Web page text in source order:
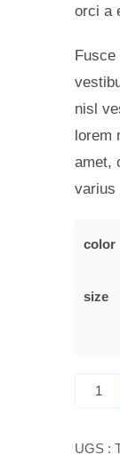
orci a
Fusce
nisl
lorem
amet,
varius
color
size
UGS :